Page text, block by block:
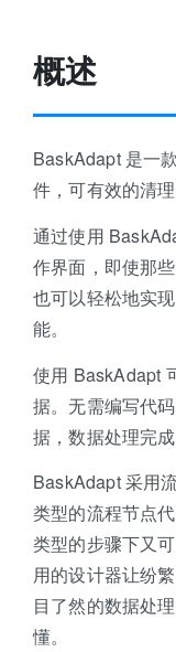
概述
BaskAdapt 是一
件，可有效的清
通过使用
作界面，即使那
也可以轻松地实
能。
使用 BaskAdapt
据。无需编写代
据，数据处理完
BaskAdapt 采用
类型的流程节点
类型的步骤下又
用的设计器让纷
目了然的数据处
懂。